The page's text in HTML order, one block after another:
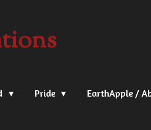
Pride EarthApple /